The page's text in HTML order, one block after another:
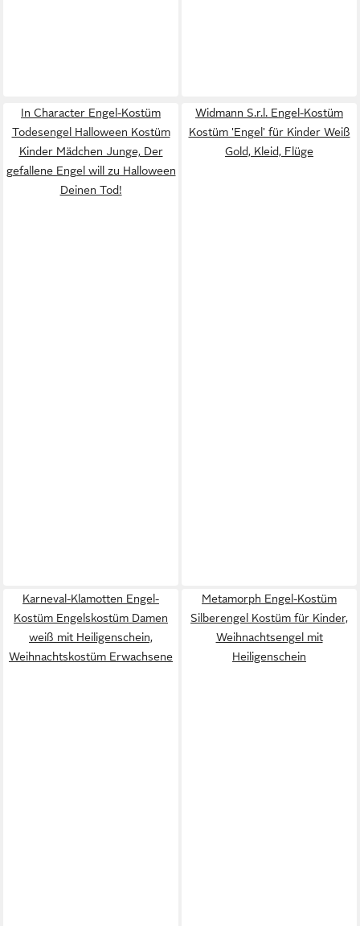
In Character Engel-Kostüm
Todesengel Halloween Kostüm
Kinder Mädchen Junge, Der
gefallene Engel will zu Halloween
Deinen Tod!
Widmann S.r.l. Engel-Kostüm
Kostüm 'Engel' für Kinder Weiß
Gold, Kleid, Flüge
Karneval-Klamotten Engel-
Kostüm Engelskostüm Damen
weiß mit Heiligenschein,
Weihnachtskostüm Erwachsene
Metamorph Engel-Kostüm
Silberengel Kostüm für Kinder,
Weihnachtsengel mit
Heiligenschein